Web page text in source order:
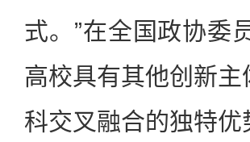
式。”在全国政协委
高校具有其他创新
科交叉融合的独特